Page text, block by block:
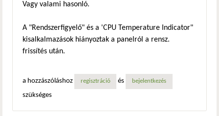
Vagy valami hasonló.
A "Rendszerfigyelő" és a 'CPU Temperature Indicator"
kisalkalmazások hiányoztak a panelról a rensz.
frissítés után.
a hozzászóláshoz regisztráció és bejelentkezés
szükséges